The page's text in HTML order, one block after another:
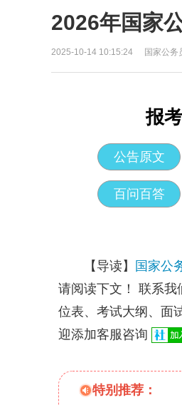
2026年国家
2025-10-14 10:15:24 国家公务
报
公告原文
百问百答
【导读】 国家公
请阅读下文！ 联系我
位表、考试大纲、面
迎添加客服咨询
特别推荐：